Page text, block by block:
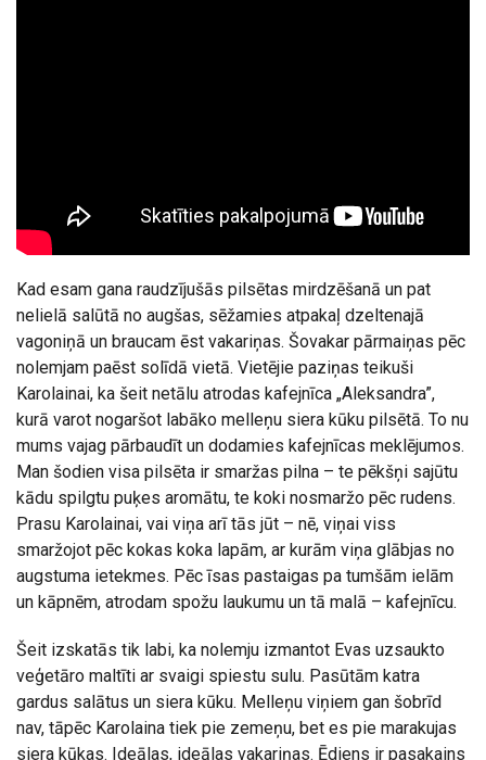
Kad esam gana raudzījušās pilsētas mirdzēšanā un pat
nelielā salūtā no augšas, sēžamies atpakaļ dzeltenajā
vagoniņā un braucam ēst vakariņas. Šovakar pārmaiņas pēc
nolemjam paēst solīdā vietā. Vietējie paziņas teikuši
Karolainai, ka šeit netālu atrodas kafejnīca „Aleksandra”,
kurā varot nogaršot labāko melleņu siera kūku pilsētā. To nu
mums vajag pārbaudīt un dodamies kafejnīcas meklējumos.
Man šodien visa pilsēta ir smaržas pilna – te pēkšņi sajūtu
kādu spilgtu puķes aromātu, te koki nosmaržo pēc rudens.
Prasu Karolainai, vai viņa arī tās jūt – nē, viņai viss
smaržojot pēc kokas koka lapām, ar kurām viņa glābjas no
augstuma ietekmes. Pēc īsas pastaigas pa tumšām ielām
un kāpnēm, atrodam spožu laukumu un tā malā – kafejnīcu.
Šeit izskatās tik labi, ka nolemju izmantot Evas uzsaukto
veģetāro maltīti ar svaigi spiestu sulu. Pasūtām katra
gardus salātus un siera kūku. Melleņu viņiem gan šobrīd
nav, tāpēc Karolaina tiek pie zemeņu, bet es pie marakujas
siera kūkas. Ideālas, ideālas vakariņas. Ēdiens ir pasakains